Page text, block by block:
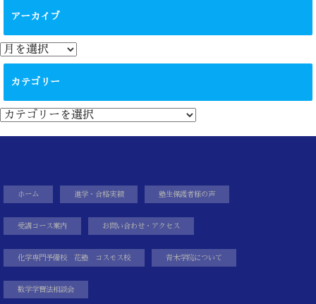
アーカイブ
ア
ー
カテゴリー
カ
テ
ゴ
ホーム 進学・合格実績 塾生保護者様の声
受講コース案内 お問い合わせ・アクセス
化学専門予備校 花塾 コスモス校 青木学院について
数学学習法相談会